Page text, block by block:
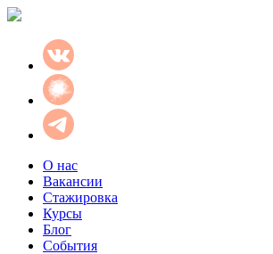
О нас
Вакансии
Стажировка
Курсы
Блог
События